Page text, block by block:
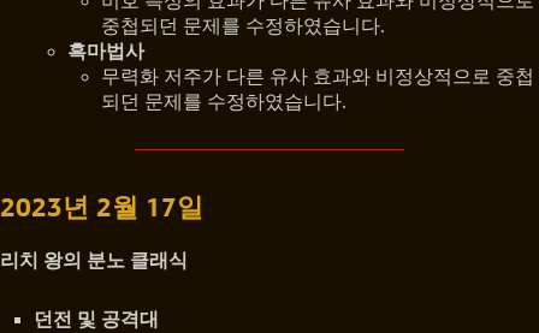
중첩되던 문제를 수정하였습니다.
흑마법사
무력화 저주가 다른 유사 효과와 비정상적으로 중첩
되던 문제를 수정하였습니다.
2023년 2월 17일
리치 왕의 분노 클래식
던전 및 공격대